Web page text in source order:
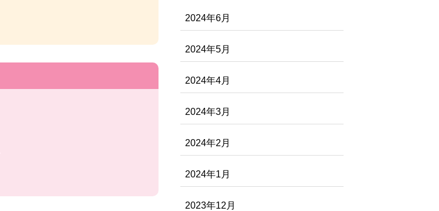
2024年6月
2024年5月
2024年4月
2024年3月
2024年2月
2024年1月
2023年12月